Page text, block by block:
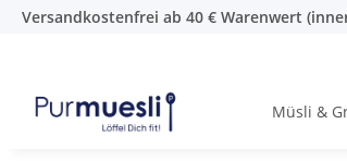
Versandkostenfrei ab 40 € Warenwert
Müsli &